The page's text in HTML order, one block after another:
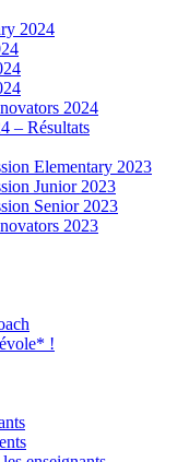
2024
2024
– Résultats
Elementary 2023
Junior 2023
Senior 2023
2023
!